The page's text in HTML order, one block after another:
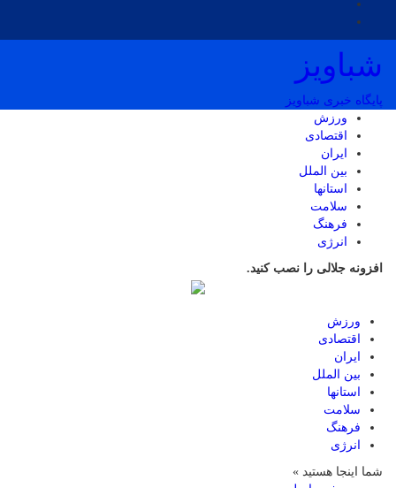
شباویز
پایگاه خبری شباویز
ورزش
اقتصادی
ایران
بین الملل
استانها
سلامت
فرهنگ
انرژی
افزونه جلالی را نصب کنید.
ورزش
اقتصادی
ایران
بین الملل
استانها
سلامت
فرهنگ
انرژی
شما اینجا هستید »